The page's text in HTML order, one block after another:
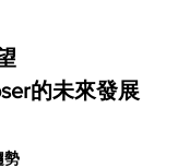
的未來發展
勢